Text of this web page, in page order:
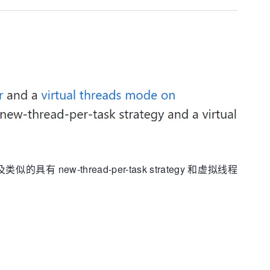
类似的具有 new-thread-per-task strategy 和虚拟线程